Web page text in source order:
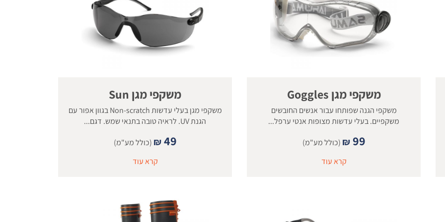
משקפי מגן Goggles
משקפי הגנה שפותחו עבור אנשים החובשים
משקפיים. בעלי עדשות מצופות אנטי ערפל...
₪ 99
(כולל מע"מ)
קרא עוד
משקפי מגן Sun
משקפי מגן בעלי עדשות Non-scratch בגוון אפור עם
הגנת UV. לראיה טובה בתנאי שמש. דגם...
₪ 49
(כולל מע"מ)
קרא עוד